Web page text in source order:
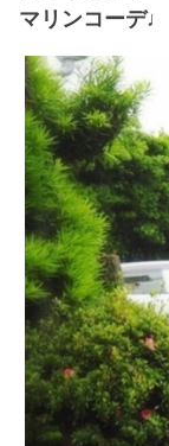
マリンコーデ♩